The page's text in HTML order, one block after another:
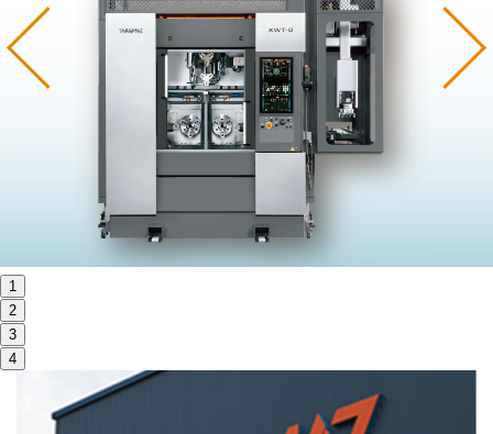
コラム
製品ラインナップ
サステナビリティ
お問い合わせ
Previous
1
2
3
4